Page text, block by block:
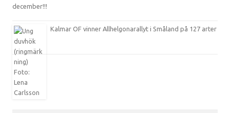
december!!!
Kalmar OF vinner Allhelgonarallyt i Småland på 127 arter